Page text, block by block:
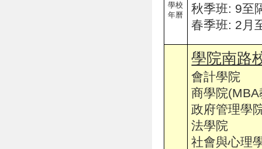
學校
年曆
秋季班: 9至
春季班: 2月
學院南路
會計學院
商學院
政府管理學
法學院
社會與心理